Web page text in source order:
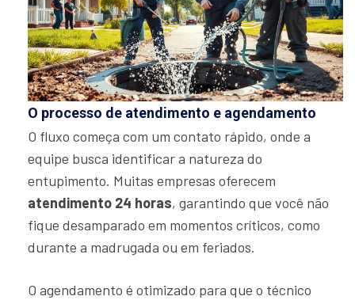
O processo de atendimento e agendamento
O fluxo começa com um contato rápido, onde a
equipe busca identificar a natureza do
entupimento. Muitas empresas oferecem
atendimento 24 horas, garantindo que você não
fique desamparado em momentos críticos, como
durante a madrugada ou em feriados.
O agendamento é otimizado para que o técnico